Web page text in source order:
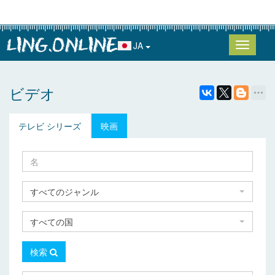
JA
ビデオ
テレビ シリーズ 映画
すべてのジャンル
すべての国
検索